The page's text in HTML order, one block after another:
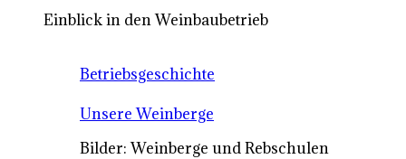
Einblick in den Weinbaubetrieb
Betriebsgeschichte
Unsere Weinberge
Bilder: Weinberge und Rebschulen